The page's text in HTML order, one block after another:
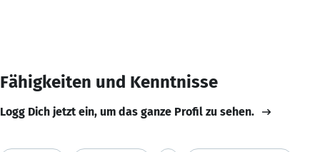
Fähigkeiten und Kenntnisse
Logg Dich jetzt ein, um das ganze Profil zu sehen.